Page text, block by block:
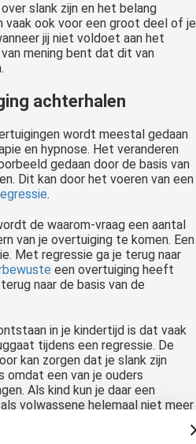
slank zijn en het belang
vaak ook voor een groot deel of je
jij niet voldoet aan het
mening bent dat dit van
achterhalen
wordt meestal gedaan
en hypnose. Het veranderen
gedaan door de basis van
Dit kan door het voeren van een
.
de waarom-vraag een aantal
van je overtuiging te komen. Een
Met regressie ga je terug naar
een overtuiging heeft
naar de basis van de
in je kindertijd is dat vaak
tijdens een regressie. De
kan zorgen dat je slank zijn
een van je ouders
Als kind kun je daar een
volwassene helemaal niet meer
zo veranderen dat
om te stoppen met braken.